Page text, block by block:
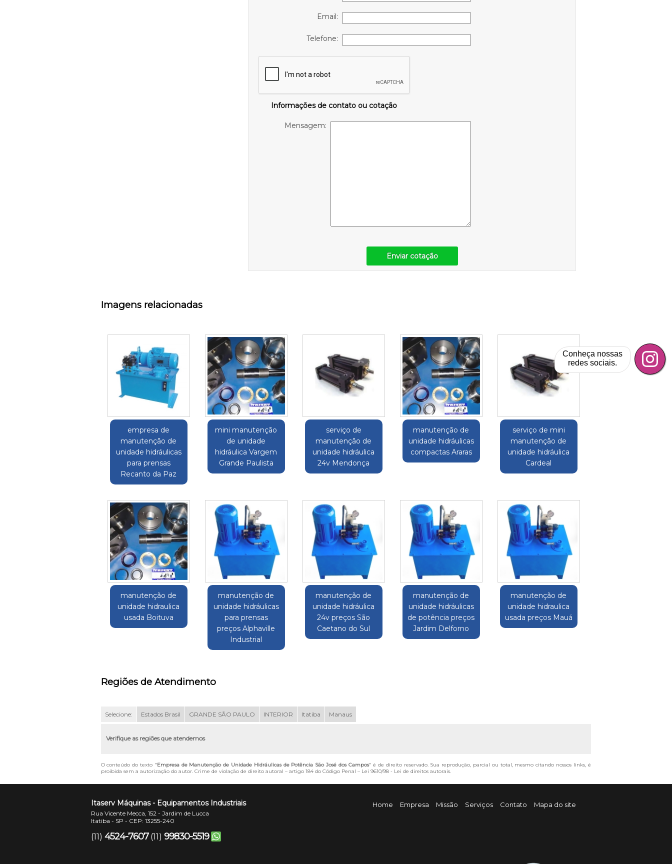
Email:
Telefone:
Informações de contato ou cotação
Mensagem:
Enviar cotação
Imagens relacionadas
empresa de
manutenção de
unidade hidráulicas
para prensas
Recanto da Paz
mini manutenção
de unidade
hidráulica Vargem
Grande Paulista
serviço de
manutenção de
unidade hidráulica
24v Mendonça
manutenção de
unidade hidráulicas
compactas Araras
serviço de mini
manutenção de
unidade hidráulica
Cardeal
manutenção de
unidade hidraulica
usada Boituva
manutenção de
unidade hidráulicas
para prensas
preços Alphaville
Industrial
manutenção de
unidade hidráulica
24v preços São
Caetano do Sul
manutenção de
unidade hidráulicas
de potência preços
Jardim Delforno
manutenção de
unidade hidraulica
usada preços Mauá
Regiões de Atendimento
Selecione: Estados Brasil GRANDE SÃO PAULO INTERIOR Itatiba Manaus
Verifique as regiões que atendemos
O conteúdo do texto "Empresa de Manutenção de Unidade Hidráulicas de Potência São José dos Campos" é de direito reservado. Sua reprodução, parcial ou total, mesmo citando nossos links, é
proibida sem a autorização do autor. Crime de violação de direito autoral – artigo 184 do Código Penal – Lei 9610/98 - Lei de direitos autorais.
Itaserv Máquinas - Equipamentos Industriais
Rua Vicente Mecca, 152 - Jardim de Lucca
Itatiba - SP - CEP: 13255-240
(11) 4524-7607 (11) 99830-5519
Home Empresa Missão Serviços Contato Mapa do site
Conheça nossas
redes sociais.